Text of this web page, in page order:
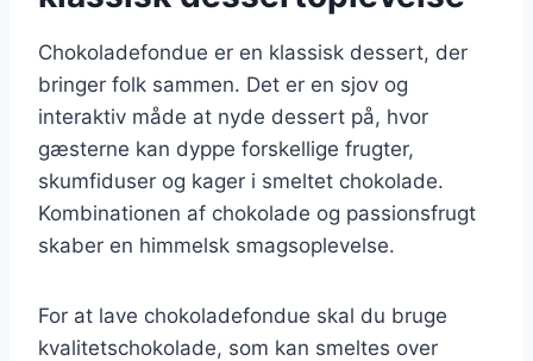
Chokoladefondue er en klassisk dessert, der
bringer folk sammen. Det er en sjov og
interaktiv måde at nyde dessert på, hvor
gæsterne kan dyppe forskellige frugter,
skumfiduser og kager i smeltet chokolade.
Kombinationen af chokolade og passionsfrugt
skaber en himmelsk smagsoplevelse.
For at lave chokoladefondue skal du bruge
kvalitetschokolade, som kan smeltes over